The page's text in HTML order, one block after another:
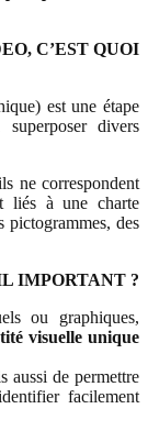
C’EST QUOI
est une étape
divers
ne correspondent
liés à une charte
pictogrammes, des
IMPORTANT ?
ou graphiques,
visuelle unique
aussi de permettre
facilement